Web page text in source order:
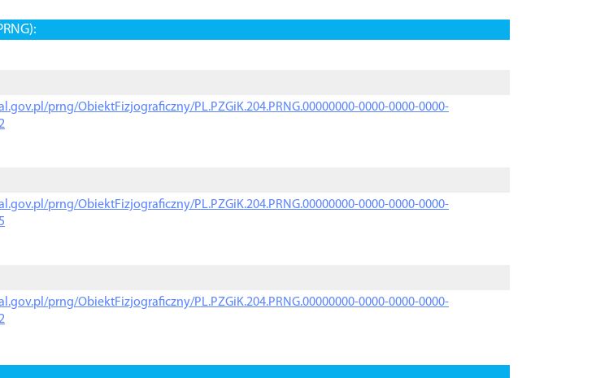
prng/ObiektFizjograficzny/PL.PZGiK.204.PRNG.00000000-0000-0000-0000-
prng/ObiektFizjograficzny/PL.PZGiK.204.PRNG.00000000-0000-0000-0000-
prng/ObiektFizjograficzny/PL.PZGiK.204.PRNG.00000000-0000-0000-0000-